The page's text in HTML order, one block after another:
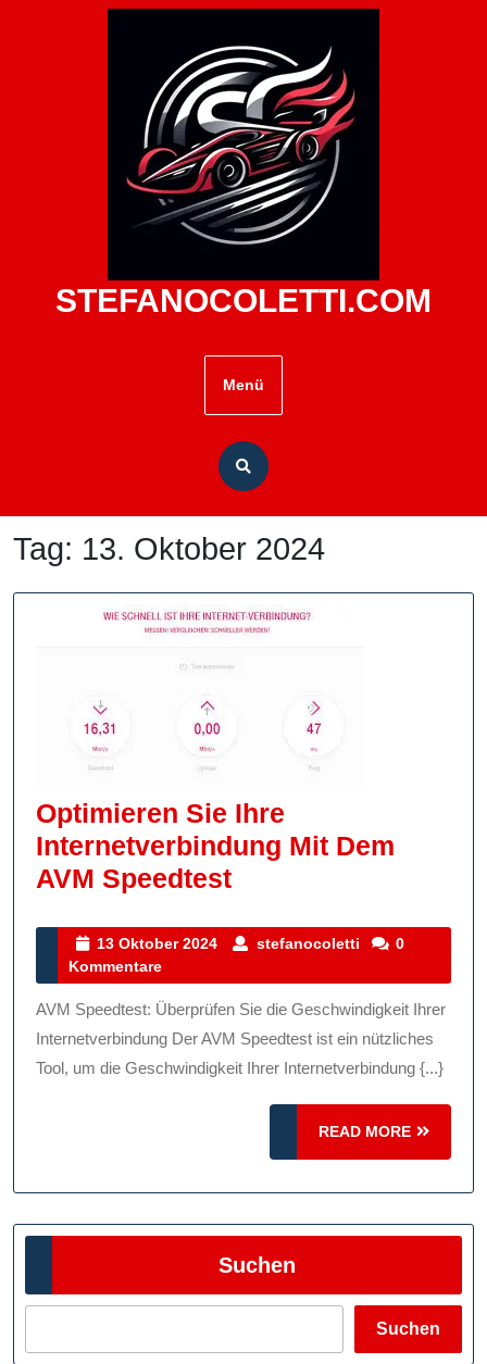
STEFANOCOLETTI.COM
Menü
Tag: 13. Oktober 2024
Optimieren Sie Ihre
Internetverbindung Mit Dem
AVM SpeedtestOptimieren
Ihre
Internetverbindung
Mit
Dem
AVM
Speedtest
13 Oktober 2024
13
2024
stefanocoletti stefanocoletti
0
Kommentare
AVM Speedtest: Überprüfen Sie die Geschwindigkeit Ihrer
Internetverbindung Der AVM Speedtest ist ein nützliches
Tool, um die Geschwindigkeit Ihrer Internetverbindung {...}
READ MORE
READ
MORE
Suchen
Suchen